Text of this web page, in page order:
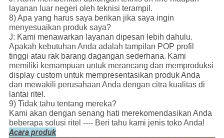
layanan luar negeri oleh teknisi terampil.
8) Apa yang harus saya berikan jika saya ingin
menyesuaikan produk saya?
J: Kami menawarkan layanan dipesan lebih dahulu.
Apakah kebutuhan Anda adalah tampilan POP profil
tinggi atau rak barang dagangan sederhana. Kami
memiliki kemampuan untuk merancang dan memproduksi
display custom untuk mempresentasikan produk Anda
dan mewakili perusahaan Anda dengan citra kualitas di
lantai ritel.
9) Tidak tahu tentang mereka?
Kami akan dengan senang hati merekomendasikan Anda
beberapa solusi ritel ---- Beri tahu kami jenis toko Anda!
Acara produk